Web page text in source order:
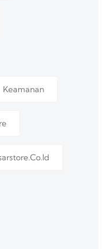
Keamanan